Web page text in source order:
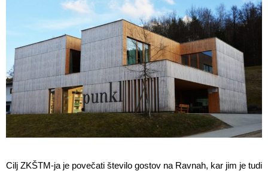
Cilj ZKŠTM-ja je povečati število gostov na Ravnah, kar jim je tudi